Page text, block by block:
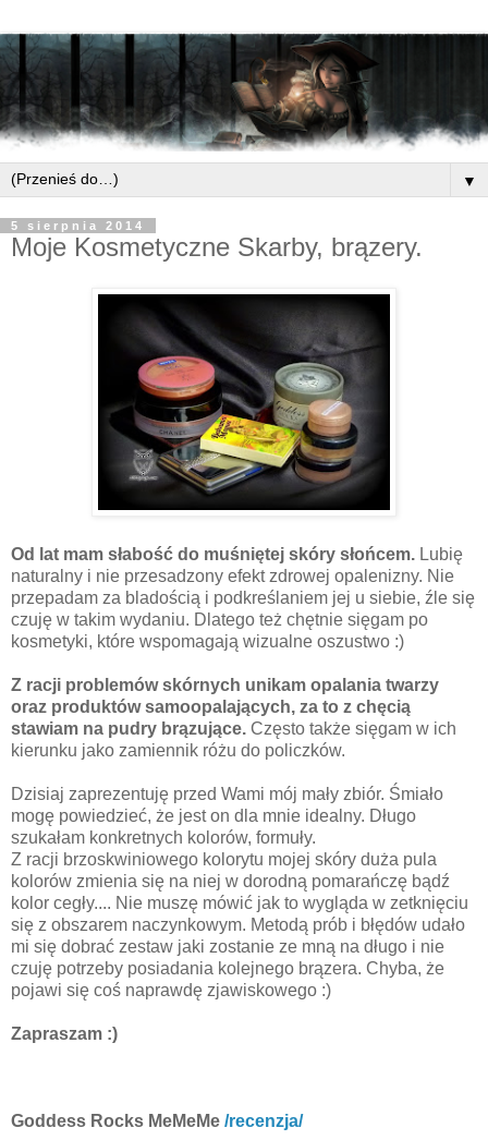
▼
5 sierpnia 2014
Moje Kosmetyczne Skarby, brązery.
Od lat mam słabość do muśniętej skóry słońcem. Lubię
naturalny i nie przesadzony efekt zdrowej opalenizny. Nie
przepadam za bladością i podkreślaniem jej u siebie, źle się
czuję w takim wydaniu. Dlatego też chętnie sięgam po
kosmetyki, które wspomagają wizualne oszustwo :)
Z racji problemów skórnych unikam opalania twarzy
oraz produktów samoopalających, za to z chęcią
stawiam na pudry brązujące. Często także sięgam w ich
kierunku jako zamiennik różu do policzków.
Dzisiaj zaprezentuję przed Wami mój mały zbiór. Śmiało
mogę powiedzieć, że jest on dla mnie idealny. Długo
szukałam konkretnych kolorów, formuły.
Z racji brzoskwiniowego kolorytu mojej skóry duża pula
kolorów zmienia się na niej w dorodną pomarańczę bądź
kolor cegły.... Nie muszę mówić jak to wygląda w zetknięciu
się z obszarem naczynkowym. Metodą prób i błędów udało
mi się dobrać zestaw jaki zostanie ze mną na długo i nie
czuję potrzeby posiadania kolejnego brązera. Chyba, że
pojawi się coś naprawdę zjawiskowego :)
Zapraszam :)
Goddess Rocks MeMeMe /recenzja/